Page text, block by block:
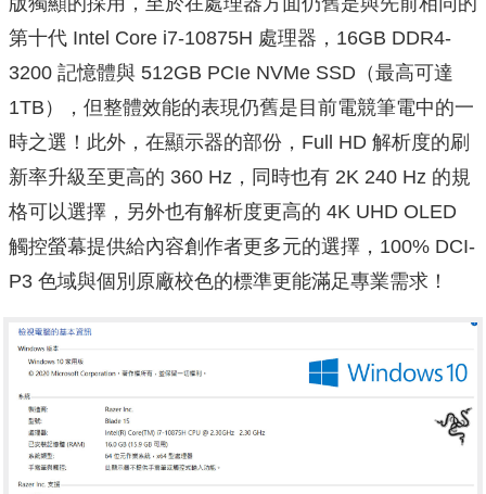
第十代 Intel Core i7-10875H 處理器，16GB DDR4-
3200 記憶體與 512GB PCIe NVMe SSD（最高可達
1TB），但整體效能的表現仍舊是目前電競筆電中的一
時之選！此外，在顯示器的部份，Full HD 解析度的刷
新率升級至更高的 360 Hz，同時也有 2K 240 Hz 的規
格可以選擇，另外也有解析度更高的 4K UHD OLED
觸控螢幕提供給內容創作者更多元的選擇，100% DCI-
P3 色域與個別原廠校色的標準更能滿足專業需求！